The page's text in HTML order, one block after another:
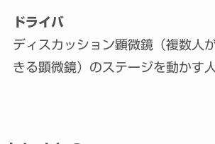
ドライバ
ディスカッション顕微鏡（複数人
きる顕微鏡）のステージを動かす